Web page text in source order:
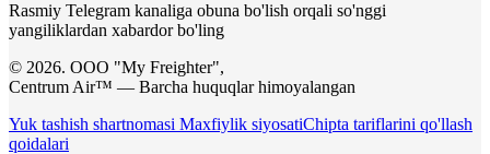
Rasmiy Telegram kanaliga obuna bo'lish orqali so'nggi
yangiliklardan xabardor bo'ling
© 2026. ООО "My Freighter",
Centrum Air™ — Barcha huquqlar himoyalangan
Yuk tashish shartnomasi Maxfiylik siyosatiChipta tariflarini qo'llash
qoidalari